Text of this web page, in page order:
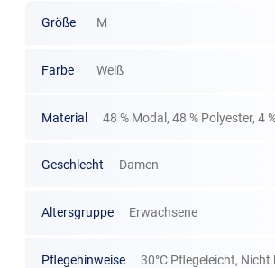
Größe M
Farbe Weiß
Material 48 % Modal, 48 % Polyester, 4
Geschlecht Damen
Altersgruppe Erwachsene
Pflegehinweise
30°C Pflegeleicht, Nicht